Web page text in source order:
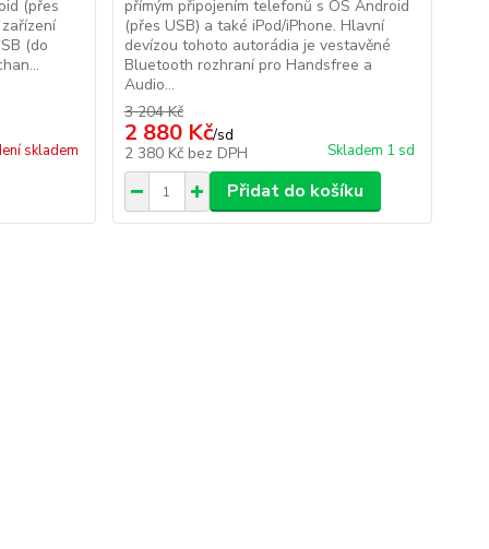
(přes
(do
skladem
přímým připojením telefonů s OS Android
(přes USB) a také iPod/iPhone. Hlavní
devízou tohoto autorádia je vestavěné
Bluetooth rozhraní pro Handsfree a
Audio...
3 204 Kč
2 880 Kč/sd
2 380 Kč bez DPH Skladem 1 sd
Přidat do košíku